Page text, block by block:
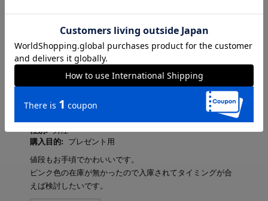
詳細フィルター
写真・動画付き順
ご購入者様
性別: 男性
購入目的:
プレゼント用
値段もお手頃でかわいいです。
ピンク色の在庫が無かったので入庫されてタイミングが合
えば検討したいです。